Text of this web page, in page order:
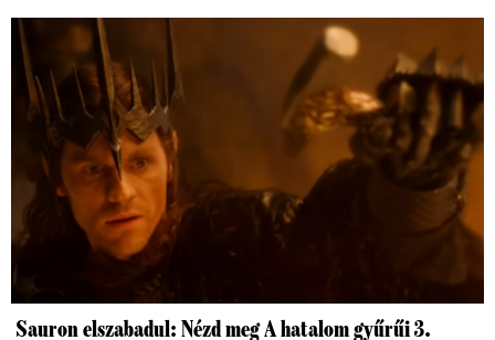
Sauron elszabadul: Nézd meg A hatalom gyűrűi 3.